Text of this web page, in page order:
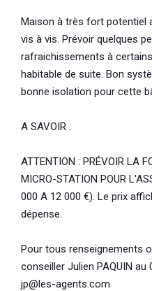
Maison à très fort potentiel
vis à vis. Prévoir quelques
rafraichissements à
habitable de suite. Bon
bonne isolation pour cette
A SAVOIR :
ATTENTION : PRÉVOIR LA
MICRO-STATION POUR
000 A 12 000 €). Le prix
dépense.
Pour tous renseignements
conseiller Julien PAQUIN au
jp@les-agents.com